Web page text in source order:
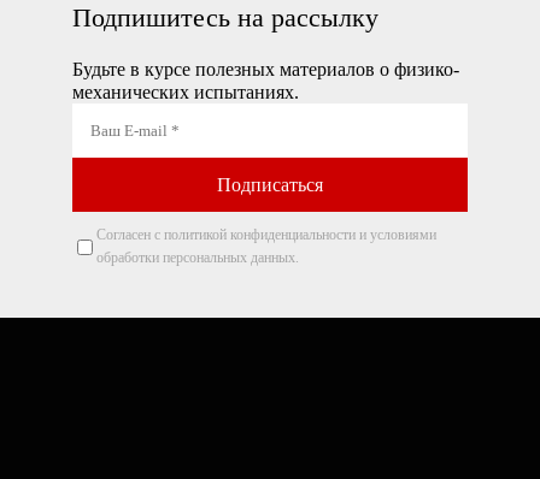
Подпишитесь на рассылку
Будьте в курсе полезных материалов о физико-
механических испытаниях.
Согласен с политикой конфиденциальности и условиями
обработки персональных данных.